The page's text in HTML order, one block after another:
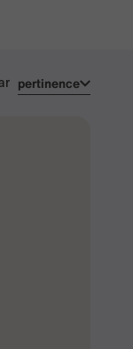
pertinence